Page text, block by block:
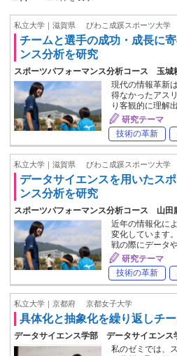
私立大学｜滋賀県 びわこ成蹊スポーツ大学
チームと選手の成功・成長に
ンス分析を研究
スポーツパフォーマンス分析コース 玉城
現代の情報革新
得なかったアス
り客観的に理解
研究テーマ
技術の革新
私立大学｜滋賀県 びわこ成蹊スポーツ大学
データサイエンスを用いたス
ンス分析を研究
スポーツパフォーマンス分析コース 山田
近年の情報化に
変化しています
戦の際にデータ
研究テーマ
技術の革新
私立大学｜京都府 京都女子大学
具体化と抽象化を繰り返しチ
データサイエンス学部 データサイエンス
私のゼミでは、